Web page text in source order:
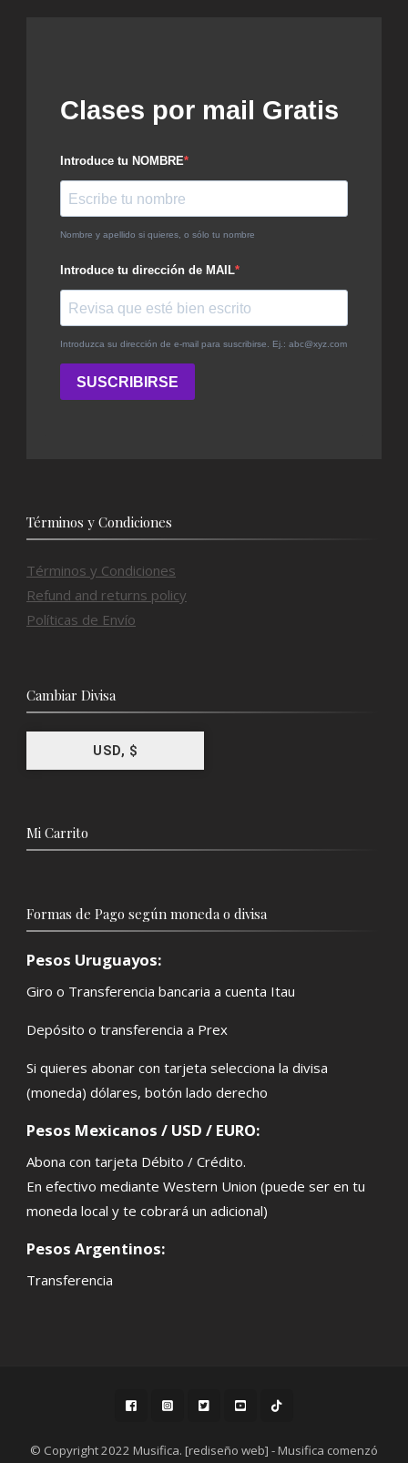
Términos y Condiciones
Términos y Condiciones
Refund and returns policy
Políticas de Envío
Cambiar Divisa
USD, $
Mi Carrito
Formas de Pago según moneda o divisa
Pesos Uruguayos:
Giro o Transferencia bancaria a cuenta Itau
Depósito o transferencia a Prex
Si quieres abonar con tarjeta selecciona la divisa
(moneda) dólares, botón lado derecho
Pesos Mexicanos / USD / EURO:
Abona con tarjeta Débito / Crédito.
En efectivo mediante Western Union (puede ser en tu
moneda local y te cobrará un adicional)
Pesos Argentinos:
Transferencia
© Copyright 2022 Musifica. [rediseño web] - Musifica comenzó